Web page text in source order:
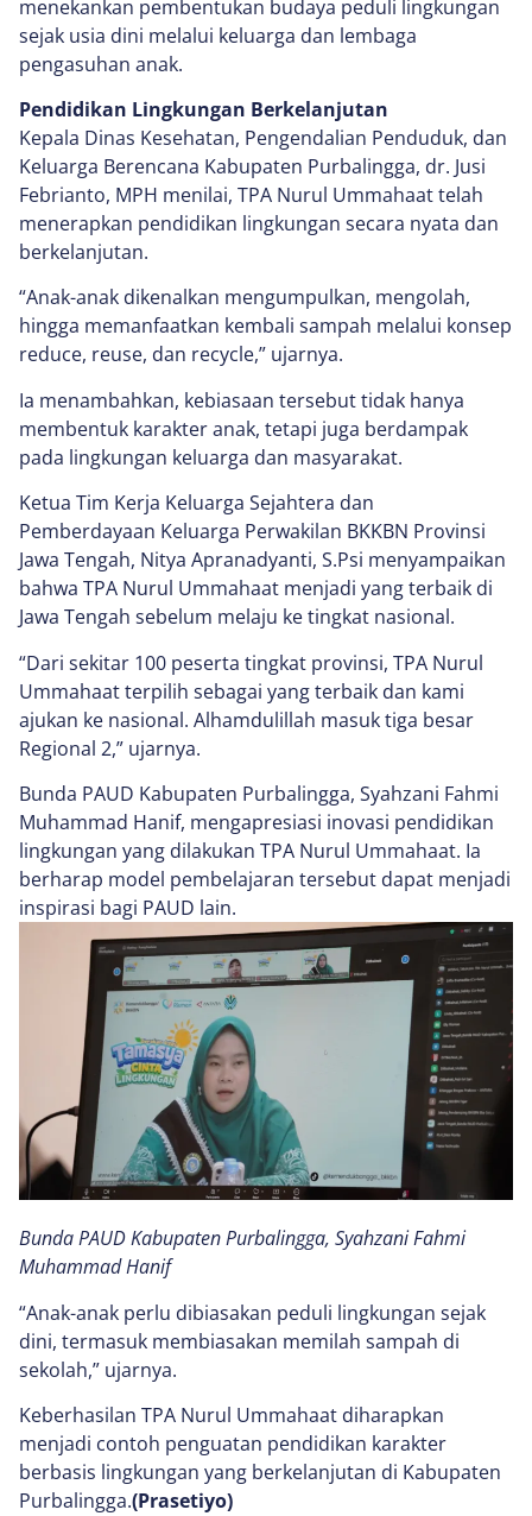
menekankan pembentukan budaya peduli lingkungan
sejak usia dini melalui keluarga dan lembaga
pengasuhan anak.
Pendidikan Lingkungan Berkelanjutan
Kepala Dinas Kesehatan, Pengendalian Penduduk, dan
Keluarga Berencana Kabupaten Purbalingga, dr. Jusi
Febrianto, MPH menilai, TPA Nurul Ummahaat telah
menerapkan pendidikan lingkungan secara nyata dan
berkelanjutan.
“Anak-anak dikenalkan mengumpulkan, mengolah,
hingga memanfaatkan kembali sampah melalui konsep
reduce, reuse, dan recycle,” ujarnya.
Ia menambahkan, kebiasaan tersebut tidak hanya
membentuk karakter anak, tetapi juga berdampak
pada lingkungan keluarga dan masyarakat.
Ketua Tim Kerja Keluarga Sejahtera dan
Pemberdayaan Keluarga Perwakilan BKKBN Provinsi
Jawa Tengah, Nitya Apranadyanti, S.Psi menyampaikan
bahwa TPA Nurul Ummahaat menjadi yang terbaik di
Jawa Tengah sebelum melaju ke tingkat nasional.
“Dari sekitar 100 peserta tingkat provinsi, TPA Nurul
Ummahaat terpilih sebagai yang terbaik dan kami
ajukan ke nasional. Alhamdulillah masuk tiga besar
Regional 2,” ujarnya.
Bunda PAUD Kabupaten Purbalingga, Syahzani Fahmi
Muhammad Hanif, mengapresiasi inovasi pendidikan
lingkungan yang dilakukan TPA Nurul Ummahaat. Ia
berharap model pembelajaran tersebut dapat menjadi
inspirasi bagi PAUD lain.
Bunda PAUD Kabupaten Purbalingga, Syahzani Fahmi
Muhammad Hanif
“Anak-anak perlu dibiasakan peduli lingkungan sejak
dini, termasuk membiasakan memilah sampah di
sekolah,” ujarnya.
Keberhasilan TPA Nurul Ummahaat diharapkan
menjadi contoh penguatan pendidikan karakter
berbasis lingkungan yang berkelanjutan di Kabupaten
Purbalingga.(Prasetiyo)